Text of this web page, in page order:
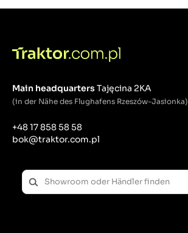
Main headquartersTajęcina 2KA
(in der Nähe des Flughafens Rzeszów-Jasionka)
+48 17 858 58 58
bok@traktor.com.pl